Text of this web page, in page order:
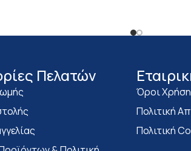
Πελατών
Όροι
Πολιτική
Πολιτική